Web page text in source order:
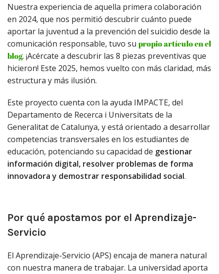
Nuestra experiencia de aquella primera colaboración
en 2024, que nos permitió descubrir cuánto puede
aportar la juventud a la prevención del suicidio desde la
comunicación responsable, tuvo su propio artículo en el
blog. ¡Acércate a descubrir las 8 piezas preventivas que
hicieron! Este 2025, hemos vuelto con más claridad, más
estructura y más ilusión.
Este proyecto cuenta con la ayuda IMPACTE, del
Departamento de Recerca i Universitats de la
Generalitat de Catalunya, y está orientado a desarrollar
competencias transversales en los estudiantes de
educación, potenciando su capacidad de gestionar
información digital, resolver problemas de forma
innovadora y demostrar responsabilidad social.
Por qué apostamos por el Aprendizaje-
Servicio
El Aprendizaje-Servicio (APS) encaja de manera natural
con nuestra manera de trabajar. La universidad aporta